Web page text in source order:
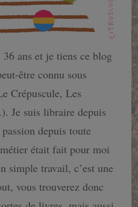
ans et je tiens ce blog
être connu sous
Crépuscule, Les
Je suis libraire depuis
depuis toute
était fait pour moi
simple travail, c’est une
vous trouverez donc